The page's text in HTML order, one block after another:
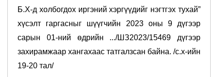
Б.Х-д холбогдох иргэний хэргүүдийг нэгтгэх тухай”
хүсэлт гаргасныг шүүгчийн 2023 оны 9 дүгээр
сарын 01-ний өдрийн .../ШЗ2023/15469 дүгээр
захирамжаар хангахаас татгалзсан байна. /с.х-ийн
19-20 тал/